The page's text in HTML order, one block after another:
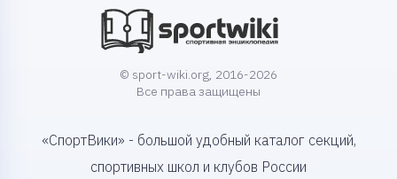
© sport-wiki.org, 2016-2026
Все права защищены
«СпортВики» - большой удобный каталог секций,
спортивных школ и клубов России